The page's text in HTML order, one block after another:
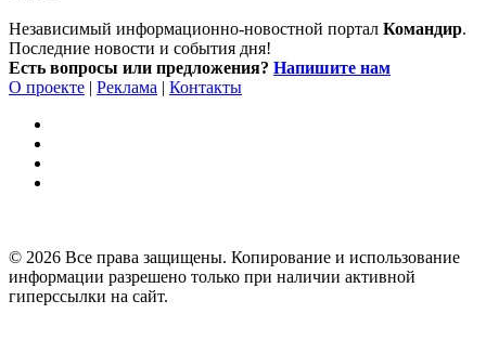
Независимый информационно-новостной портал Командир.
Последние новости и события дня!
Есть вопросы или предложения? Напишите нам
О проекте | Реклама | Контакты
© 2026 Все права защищены. Копирование и использование
информации разрешено только при наличии активной
гиперссылки на сайт.